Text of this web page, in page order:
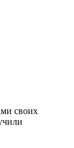
своих